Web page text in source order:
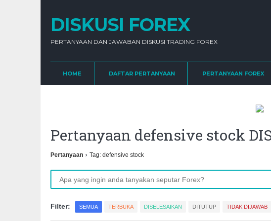
DISKUSI FOREX
PERTANYAAN DAN JAWABAN DISKUSI TRADING FOREX
HOME DAFTAR PERTANYAAN PERTANYAAN FOREX
Pertanyaan defensive stock
Pertanyaan › Tag: defensive stock
Filter: SEMUA TERBUKA DISELESAIKAN DITUTUP TIDAK DIJAWAB